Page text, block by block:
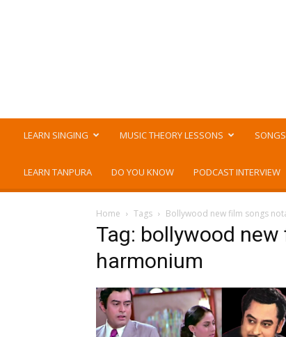
LEARN SINGING MUSIC THEORY LESSONS
LEARN TANPURA DO YOU KNOW PODCAST INTERVIEW
Home Tags Bollywood new film songs
Tag: bollywood
harmonium